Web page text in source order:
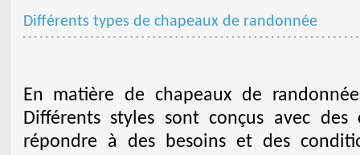
Différents types de chapeaux de randonnée
En matière de chapeaux de
Différents styles sont conçus avec des
répondre à des besoins et des